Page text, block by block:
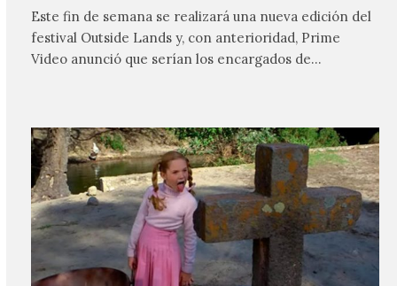
Este fin de semana se realizará una nueva edición del
festival Outside Lands y, con anterioridad, Prime
Video anunció que serían los encargados de